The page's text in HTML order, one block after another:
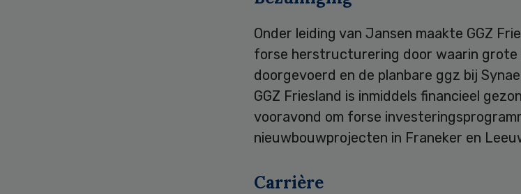
Onder leiding van Jansen maakte GGZ
forse herstructurering door waarin grote
doorgevoerd en de planbare ggz bij
GGZ Friesland is inmiddels financieel
vooravond om forse
nieuwbouwprojecten in Franeker en
Carrière